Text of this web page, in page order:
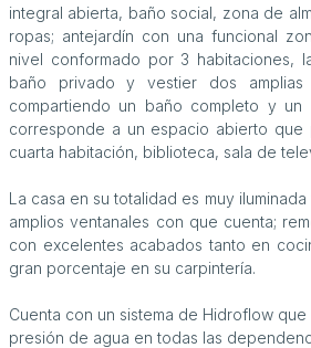
integral abierta, baño social, zona de
ropas; antejardín con una funcional
nivel conformado por 3 habitaciones,
baño privado y vestier dos amplias
compartiendo un baño completo y un
corresponde a un espacio abierto que
cuarta habitación, biblioteca, sala de
La casa en su totalidad es muy
amplios ventanales con que cuenta;
con excelentes acabados tanto en
gran porcentaje en su carpintería.
Cuenta con un sistema de Hidroflow
presión de agua en todas las